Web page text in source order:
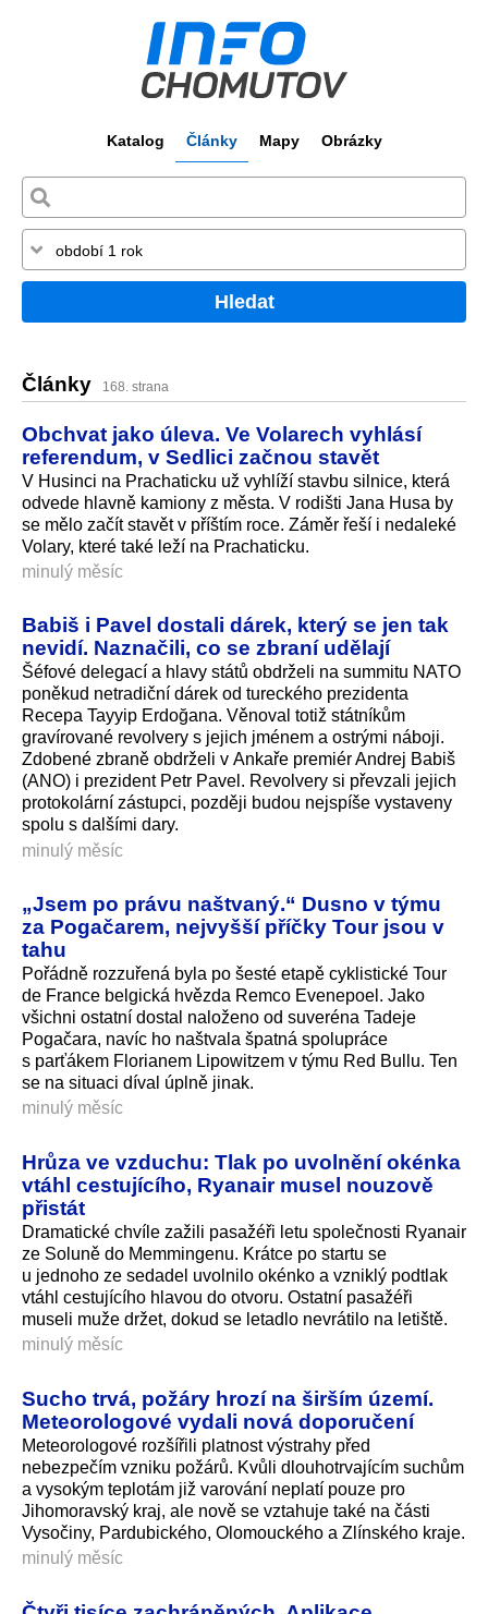
Katalog Články Mapy Obrázky
Hledat
Články 168. strana
Obchvat jako úleva. Ve Volarech vyhlásí
referendum, v Sedlici začnou stavět
V Husinci na Prachaticku už vyhlíží stavbu silnice, která
odvede hlavně kamiony z města. V rodišti Jana Husa by
se mělo začít stavět v příštím roce. Záměr řeší i nedaleké
Volary, které také leží na Prachaticku.
minulý měsíc
Babiš i Pavel dostali dárek, který se jen tak
nevidí. Naznačili, co se zbraní udělají
Šéfové delegací a hlavy států obdrželi na summitu NATO
poněkud netradiční dárek od tureckého prezidenta
Recepa Tayyip Erdoğana. Věnoval totiž státníkům
gravírované revolvery s jejich jménem a ostrými náboji.
Zdobené zbraně obdrželi v Ankaře premiér Andrej Babiš
(ANO) i prezident Petr Pavel. Revolvery si převzali jejich
protokolární zástupci, později budou nejspíše vystaveny
spolu s dalšími dary.
minulý měsíc
„Jsem po právu naštvaný.“ Dusno v týmu
za Pogačarem, nejvyšší příčky Tour jsou v
tahu
Pořádně rozzuřená byla po šesté etapě cyklistické Tour
de France belgická hvězda Remco Evenepoel. Jako
všichni ostatní dostal naloženo od suveréna Tadeje
Pogačara, navíc ho naštvala špatná spolupráce
s parťákem Florianem Lipowitzem v týmu Red Bullu. Ten
se na situaci díval úplně jinak.
minulý měsíc
Hrůza ve vzduchu: Tlak po uvolnění okénka
vtáhl cestujícího, Ryanair musel nouzově
přistát
Dramatické chvíle zažili pasažéři letu společnosti Ryanair
ze Soluně do Memmingenu. Krátce po startu se
u jednoho ze sedadel uvolnilo okénko a vzniklý podtlak
vtáhl cestujícího hlavou do otvoru. Ostatní pasažéři
museli muže držet, dokud se letadlo nevrátilo na letiště.
minulý měsíc
Sucho trvá, požáry hrozí na širším území.
Meteorologové vydali nová doporučení
Meteorologové rozšířili platnost výstrahy před
nebezpečím vzniku požárů. Kvůli dlouhotrvajícím suchům
a vysokým teplotám již varování neplatí pouze pro
Jihomoravský kraj, ale nově se vztahuje také na části
Vysočiny, Pardubického, Olomouckého a Zlínského kraje.
minulý měsíc